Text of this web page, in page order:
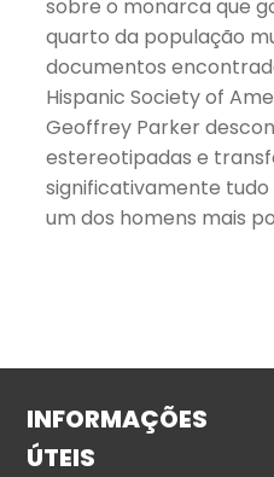
sobre o monarca que
quarto da população
documentos
Hispanic Society of
Geoffrey Parker
estereotipadas e
significativamente
um dos homens mais
INFORMAÇÕES
ÚTEIS